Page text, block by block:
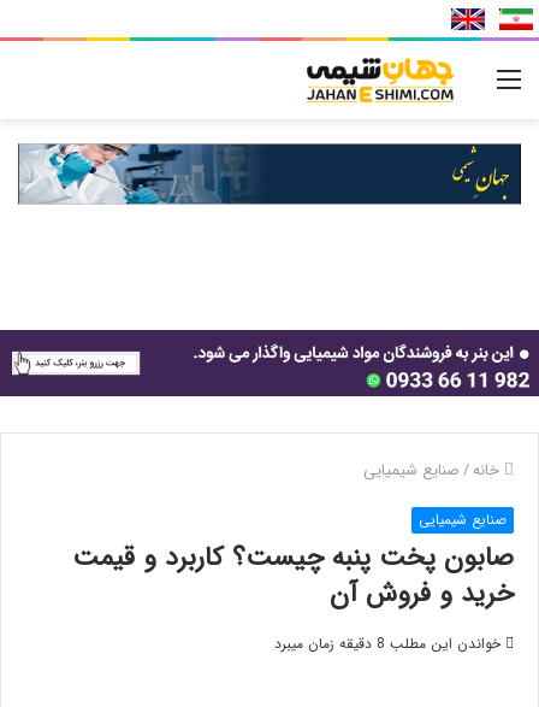
خانه/صنایع شیمیایی
صنایع شیمیایی
صابون پخت پنبه چیست؟ کاربرد و قیمت
خرید و فروش آن
خواندن این مطلب 8 دقیقه زمان میبرد